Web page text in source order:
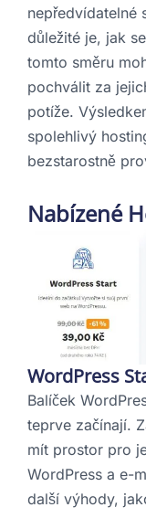
nepředvídatelné
důležité je, jak
tomto směru
pochválit za
potíže.
spolehlivý
bezstarostně
Nabízené
WordPress
Balíček
teprve začínají.
mít prostor pro
WordPress a e-
další výhody,